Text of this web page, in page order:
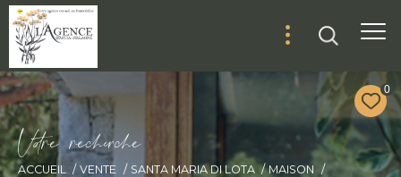
0
Vore recece
ACCUEIL VENTE SANTA MARIA DI LOTA
MAISON